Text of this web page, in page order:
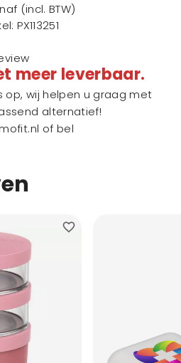
(incl. BTW)
PX113251
meer leverbaar.
wij helpen u graag met
alternatief!
of bel